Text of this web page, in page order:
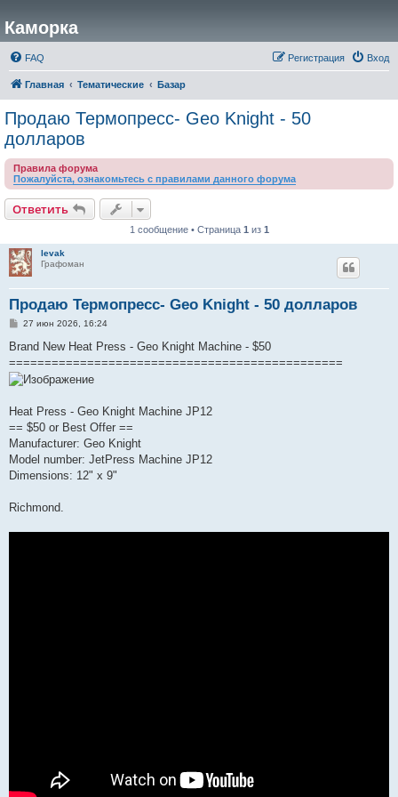
Каморка
FAQ Вход
Регистрация
Главная Тематические Базар
Продаю Термопресс- Geo Knight - 50
долларов
Правила форума
Пожалуйста, ознакомьтесь с правилами данного форума
Ответить
1 сообщение • Страница 1 из 1
levak
Графоман
Продаю Термопресс- Geo Knight - 50 долларов
С
о
щ
е
н
е
27 июн 2026, 16:24
Brand New Heat Press - Geo Knight Machine - $50
===============================================
Heat Press - Geo Knight Machine JP12
== $50 or Best Offer ==
Manufacturer: Geo Knight
Model number: JetPress Machine JP12
Dimensions: 12" x 9"
Richmond.